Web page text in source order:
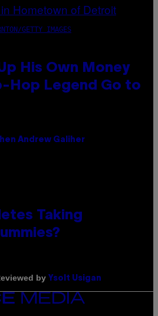
GETTY IMAGES
His Own Money
Hop Legend Go to
Andrew Galiher
Taking
by Ysolt Usigan